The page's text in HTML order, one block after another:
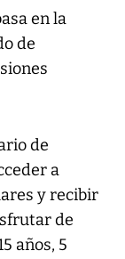
en la
de
de
a
y recibir
de
años, 5